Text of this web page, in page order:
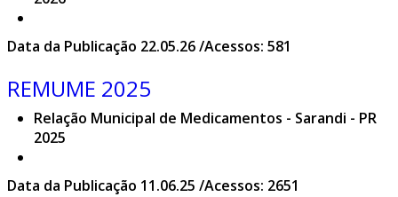
Data da Publicação 22.05.26 /Acessos: 581
REMUME 2025
Relação Municipal de Medicamentos - Sarandi - PR
2025
Data da Publicação 11.06.25 /Acessos: 2651